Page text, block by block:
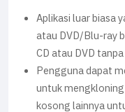
Aplikasi luar biasa
atau DVD/Blu-ray
CD atau DVD
Pengguna dapat
untuk
kosong lainnya